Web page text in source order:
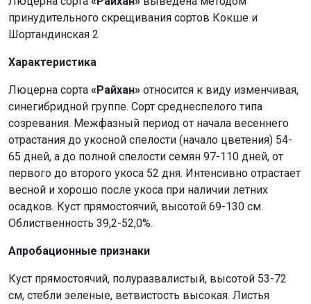
принудительного скрещивания сортов Кокше и
Шортандинская 2
Характеристика
Люцерна сорта «Райхан» относится к виду изменчивая,
синегибридной группе. Сорт среднеспелого типа
созревания. Межфазный период от начала весеннего
отрастания до укосной спелости (начало цветения) 54-
65 дней, а до полной спелости семян 97-110 дней, от
первого до второго укоса 52 дня. Интенсивно отрастает
весной и хорошо после укоса при наличии летних
осадков. Куст прямостоячий, высотой 69-130 см.
Облиственность 39,2-52,0%.
Апробационные признаки
Куст прямостоячий, полуразвалистый, высотой 53-72
см, стебли зеленые, ветвистость высокая. Листья